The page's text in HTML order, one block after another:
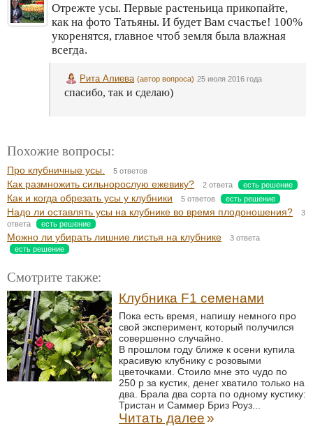
Отрежте усы. Первые растеньица прикопайте,
как на фото Татьяны. И будет Вам счастье! 100%
укоренятся, главное чтоб земля была влажная
всегда.
Рита Алиева (автор вопроса) 25 июля 2016 года
спасибо, так и сделаю)
Похожие вопросы:
Про клубничные усы. 5 ответов
Как размножить сильнорослую ежевику? 2 ответа есть решение
Как и когда обрезать усы у клубники 5 ответов есть решение
Надо ли оставлять усы на клубнике во время плодоношения?
3
ответа
есть решение
Можно ли убирать лишние листья на клубнике
3 ответа
есть решение
Смотрите также:
Клубника F1 семенами
Пока есть время, напишу немного про
свой эксперимент, который получился
совершенно случайно.
В прошлом году ближе к осени купила
красивую клубнику с розовыми
цветочками. Стоило мне это чудо по
250 р за кустик, денег хватило только на
два. Брала два сорта по одному кустику:
Тристан и Саммер Бриз Роуз...
Читать далее»